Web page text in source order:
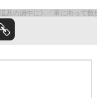
及の渦中に》「車に向って